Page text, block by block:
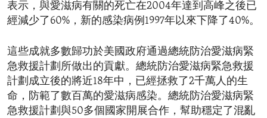
表示，與愛滋病有關的死亡在2004年達到高峰之後已
經減少了60%，新的感染病例1997年以來下降了40%。
這些成就多數歸功於美國政府通過總統防治愛滋病緊
急救援計劃所做出的貢獻。總統防治愛滋病緊急救援
計劃成立後的將近18年中，已經拯救了2千萬人的生
命，防範了數百萬的愛滋病感染。總統防治愛滋病緊
急救援計劃與50多個國家開展合作，幫助穩定了混亂